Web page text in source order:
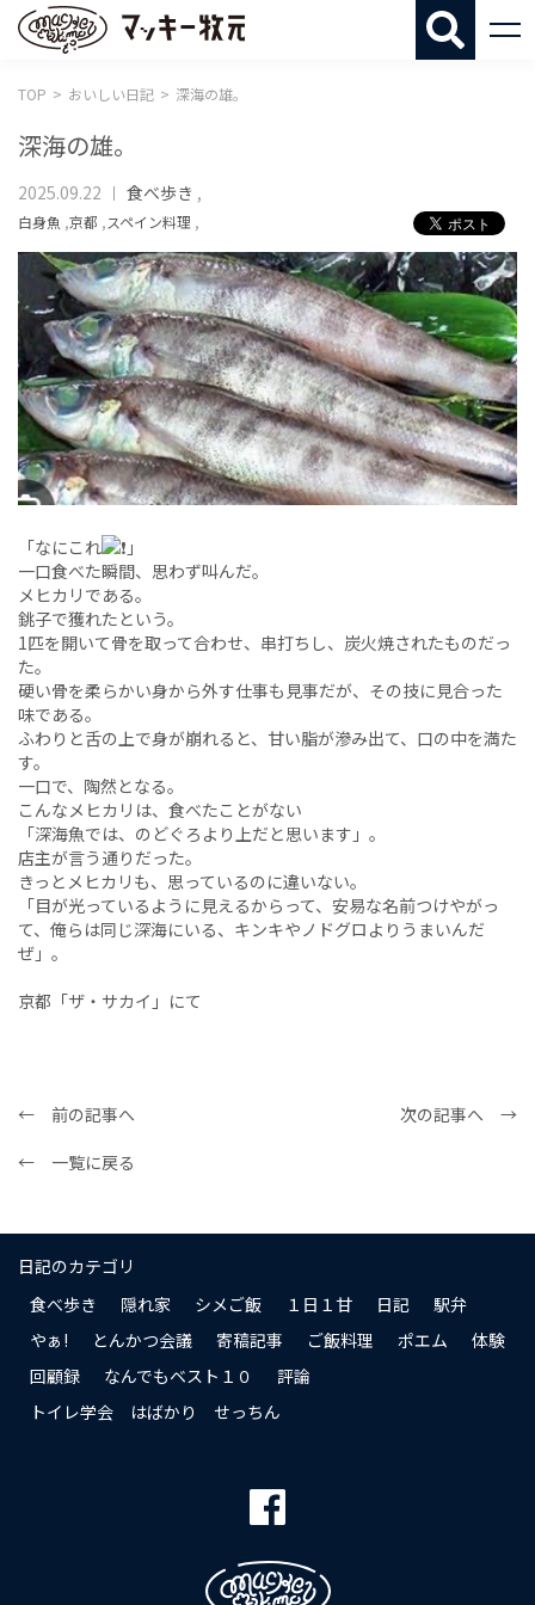
TOP おいしい日記 深海の雄。
深海の雄。
2025.09.22 食べ歩き ,
白身魚 ,京都 ,スペイン料理 ,
「なにこれ
」
一口食べた瞬間、思わず叫んだ。
メヒカリである。
銚子で獲れたという。
1匹を開いて骨を取って合わせ、串打ちし、炭火焼されたものだっ
た。
硬い骨を柔らかい身から外す仕事も見事だが、その技に見合った
味である。
ふわりと舌の上で身が崩れると、甘い脂が滲み出て、口の中を満た
す。
一口で、陶然となる。
こんなメヒカリは、食べたことがない
「深海魚では、のどぐろより上だと思います」。
店主が言う通りだった。
きっとメヒカリも、思っているのに違いない。
「目が光っているように見えるからって、安易な名前つけやがっ
て、俺らは同じ深海にいる、キンキやノドグロよりうまいんだ
ぜ」。
京都「ザ・サカイ」にて
← 前の記事へ
次の記事へ →
← 一覧に戻る
日記のカテゴリ
食べ歩き
隠れ家 シメご飯 １日１甘 日記
駅弁
やぁ!
とんかつ会議 寄稿記事 ご飯料理 ポエム
体験
回顧録
なんでもベスト１０
評論
トイレ学会 はばかり せっちん